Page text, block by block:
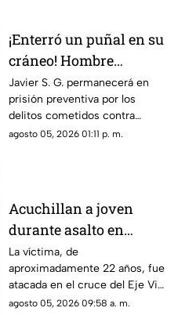
¡Enterró un puñal en su
cráneo! Hombre
secuestra y tortura
atrozmente a cuatro;
asesinan a uno en
Riberas del Bravo
Javier S. G. permanecerá en
prisión preventiva por los
delitos cometidos contra
cuatro personas en diciembre
agosto 05, 2026 01:11 p. m.
Acuchillan a joven
durante asalto en
estación de transporte
público en Eje Vial
La víctima, de
aproximadamente 22 años, fue
atacada en el cruce del Eje Vial
Juan Gabriel y calzada
agosto 05, 2026 09:58 a. m.